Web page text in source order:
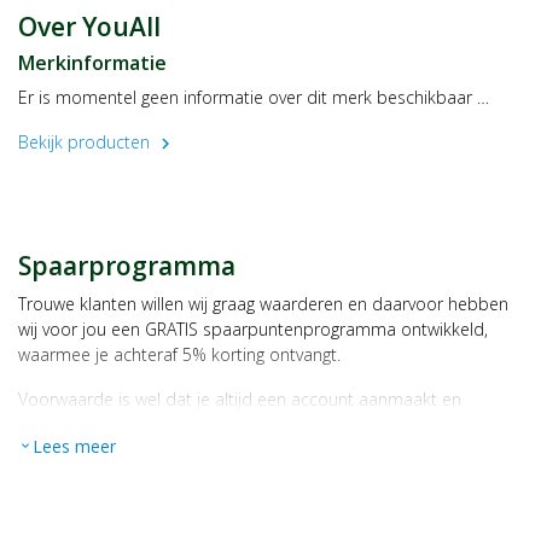
Over YouAll
Merkinformatie
Er is momentel geen informatie over dit merk beschikbaar …
Bekijk producten
chevron_right
Spaarprogramma
Trouwe klanten willen wij graag waarderen en daarvoor hebben
wij voor jou een GRATIS spaarpuntenprogramma ontwikkeld,
waarmee je achteraf 5% korting ontvangt.
Voorwaarde is wel dat je altijd een account aanmaakt en
Bij iedere bestelling ontvang je per bestede euro 1 spaarpunt,
expand_more Lees meer